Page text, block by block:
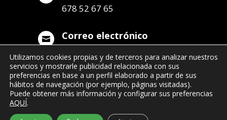
678 52 67 65
 Correo electrónico
info@remolqueszabala.com
Utilizamos cookies propias y de terceros para analizar nuestros
servicios y mostrarle publicidad relacionada con sus
preferencias en base a un perfil elaborado a partir de sus
hábitos de navegación (por ejemplo, páginas visitadas).
Puede obtener más información y configurar sus preferencias
AQUÍ.